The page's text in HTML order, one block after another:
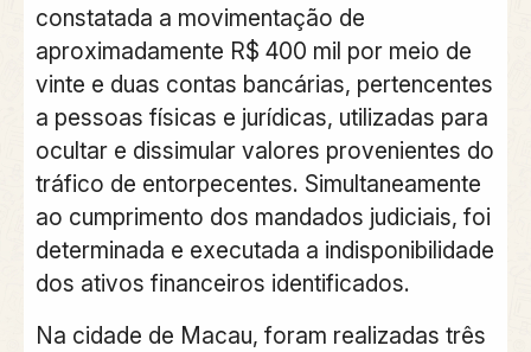
constatada a movimentação de
aproximadamente R$ 400 mil por meio de
vinte e duas contas bancárias, pertencentes
a pessoas físicas e jurídicas, utilizadas para
ocultar e dissimular valores provenientes do
tráfico de entorpecentes. Simultaneamente
ao cumprimento dos mandados judiciais, foi
determinada e executada a indisponibilidade
dos ativos financeiros identificados.
Na cidade de Macau, foram realizadas três